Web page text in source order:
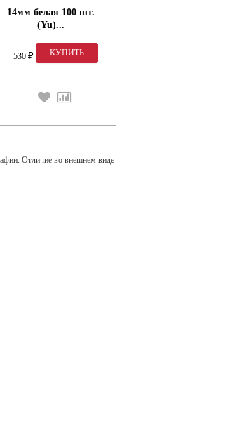
14мм белая 100 шт.
(Yu)...
530 ₽
Отличие во внешнем виде